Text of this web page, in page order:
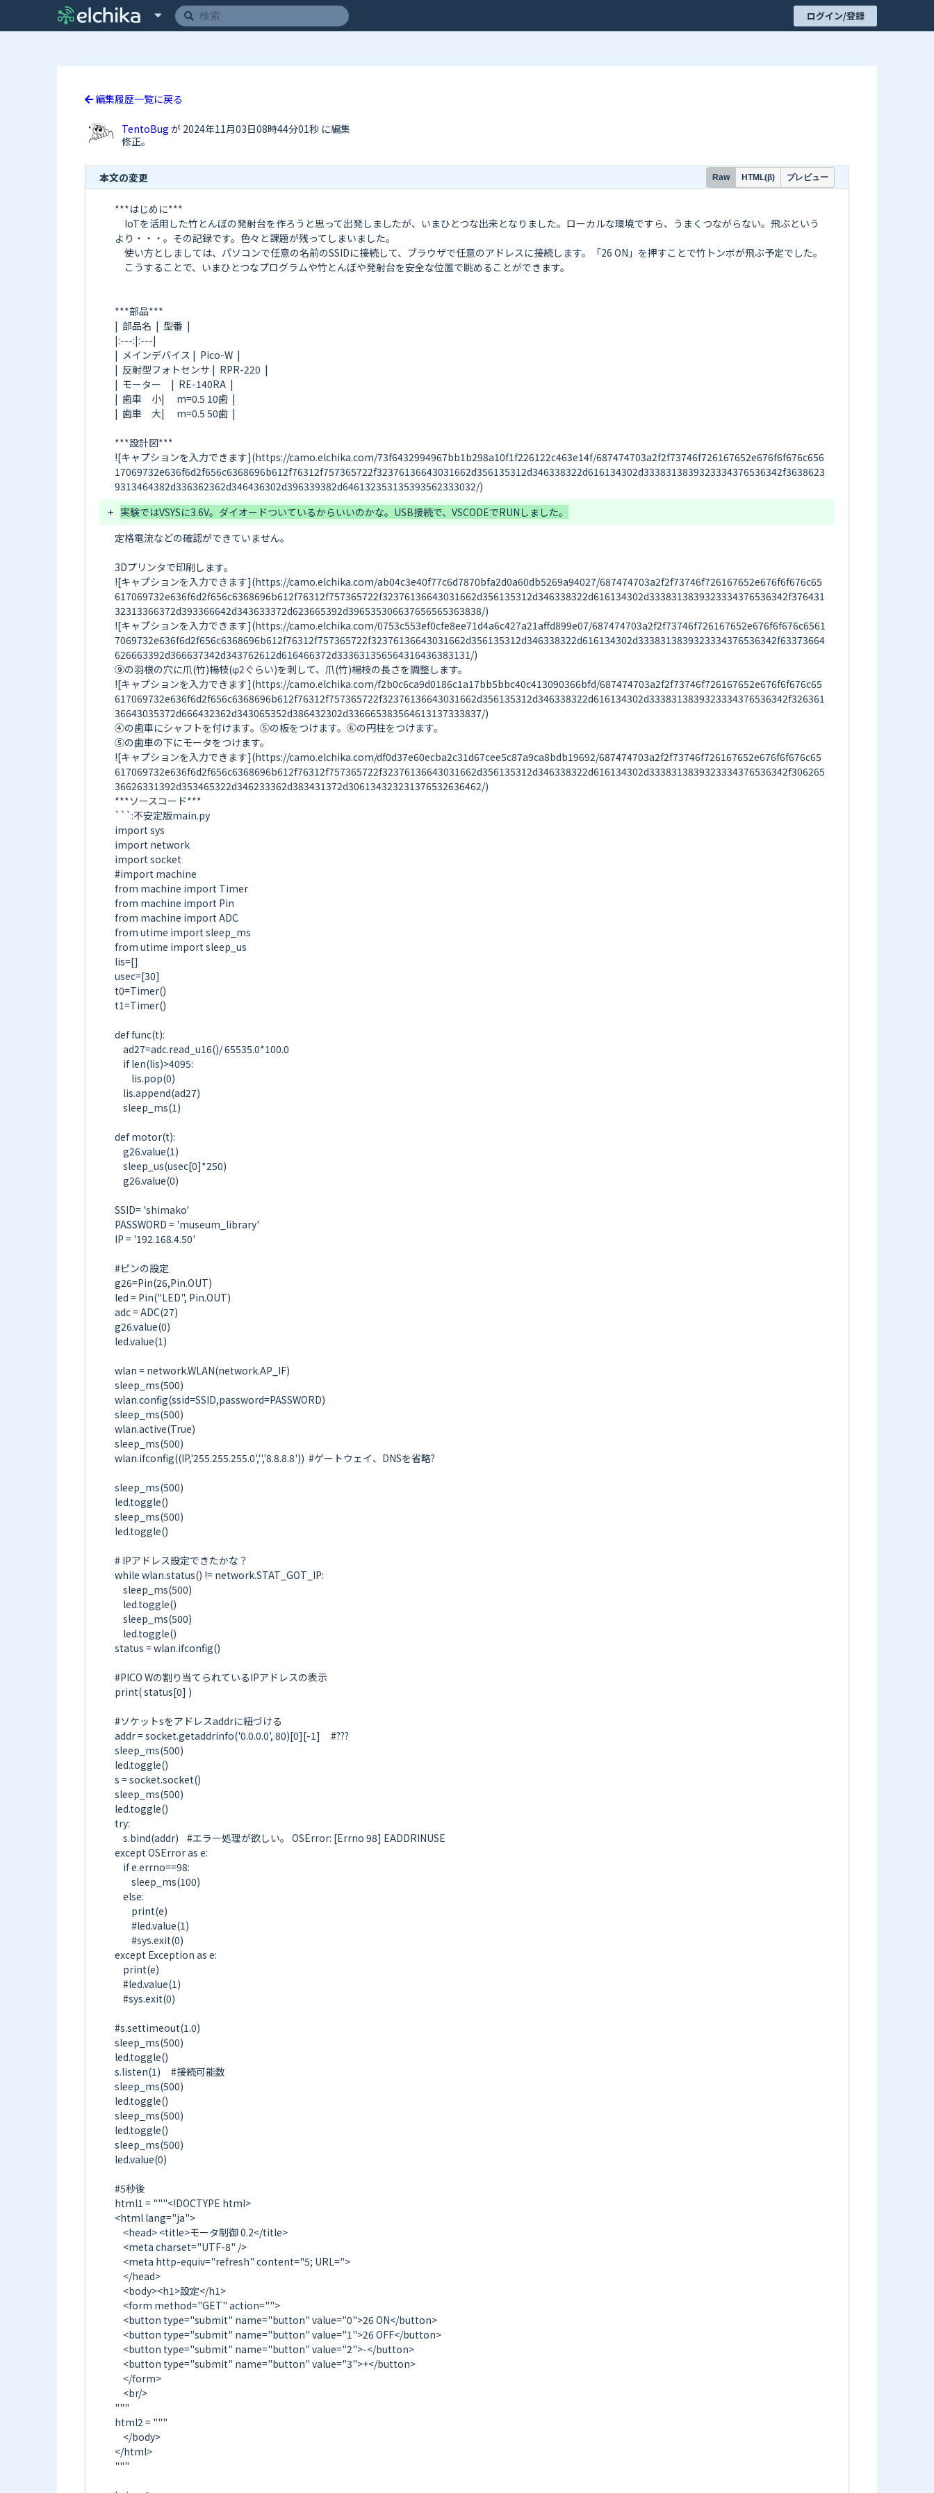
ログイン/登録
編集履歴一覧に戻る
TentoBug が 2024年11月03日08時44分01秒 に編集
修正。
本文の変更 Raw HTML(β) プレビュー
***はじめに***
IoTを活用した竹とんぼの発射台を作ろうと思って出発しましたが、いまひとつな出来となりました。ローカルな環境ですら、うまくつながらない。飛ぶという
より・・・。その記録です。色々と課題が残ってしまいました。
使い方としましては、パソコンで任意の名前のSSIDに接続して、ブラウザで任意のアドレスに接続します。「26 ON」を押すことで竹トンボが飛ぶ予定でした。
こうすることで、いまひとつなプログラムや竹とんぼや発射台を安全な位置で眺めることができます。
***部品***
|  部品名  |  型番  |
|:---:|:---|
|  メインデバイス |  Pico-W  |
|  反射型フォトセンサ |  RPR-220  |
|  モーター　|  RE-140RA  |
|  歯車　小| 　m=0.5 10歯  |
|  歯車　大| 　m=0.5 50歯  |
***設計図***
![キャプションを入力できます](https://camo.elchika.com/73f6432994967bb1b298a10f1f226122c463e14f/687474703a2f2f73746f726167652e676f6f676c656
17069732e636f6d2f656c6368696b612f76312f757365722f32376136643031662d356135312d346338322d616134302d3338313839323334376536342f3638623
+
定格電流などの確認ができていません。
3Dプリンタで印刷します。
![キャプションを入力できます](https://camo.elchika.com/ab04c3e40f77c6d7870bfa2d0a60db5269a94027/687474703a2f2f73746f726167652e676f6f676c65
617069732e636f6d2f656c6368696b612f76312f757365722f32376136643031662d356135312d346338322d616134302d3338313839323334376536342f376431
32313366372d393366642d343633372d623665392d396535306637656565363838/)
![キャプションを入力できます](https://camo.elchika.com/0753c553ef0cfe8ee71d4a6c427a21affd899e07/687474703a2f2f73746f726167652e676f6f676c6561
7069732e636f6d2f656c6368696b612f76312f757365722f32376136643031662d356135312d346338322d616134302d3338313839323334376536342f63373664
626663392d366637342d343762612d616466372d333631356564316436383131/)
⑨の羽根の穴に爪(竹)楊枝(φ2ぐらい)を刺して、爪(竹)楊枝の長さを調整します。
![キャプションを入力できます](https://camo.elchika.com/f2b0c6ca9d0186c1a17bb5bbc40c413090366bfd/687474703a2f2f73746f726167652e676f6f676c65
617069732e636f6d2f656c6368696b612f76312f757365722f32376136643031662d356135312d346338322d616134302d3338313839323334376536342f326361
36643035372d666432362d343065352d386432302d336665383564613137333837/)
④の歯車にシャフトを付けます。⑤の板をつけます。⑥の円柱をつけます。
⑤の歯車の下にモータをつけます。
![キャプションを入力できます](https://camo.elchika.com/df0d37e60ecba2c31d67cee5c87a9ca8bdb19692/687474703a2f2f73746f726167652e676f6f676c65
617069732e636f6d2f656c6368696b612f76312f757365722f32376136643031662d356135312d346338322d616134302d3338313839323334376536342f306265
36626331392d353465322d346233362d383431372d306134323231376532636462/)
***ソースコード***
```:不安定版main.py
import sys
import network
import socket
#import machine
from machine import Timer
from machine import Pin
from machine import ADC
from utime import sleep_ms
from utime import sleep_us
lis=[]
usec=[30]
t0=Timer()
t1=Timer()
def func(t):
def motor(t):
SSID= 'shimako'
PASSWORD = 'museum_library'
IP = '192.168.4.50'
#ピンの設定
g26=Pin(26,Pin.OUT)
led = Pin("LED", Pin.OUT)
adc = ADC(27)
g26.value(0)
led.value(1)
wlan = network.WLAN(network.AP_IF)
sleep_ms(500)
wlan.config(ssid=SSID,password=PASSWORD)
sleep_ms(500)
wlan.active(True)
sleep_ms(500)
wlan.ifconfig((IP,'255.255.255.0','','8.8.8.8'))  #ゲートウェイ、DNSを省略?
sleep_ms(500)
led.toggle()
sleep_ms(500)
led.toggle()
# IPアドレス設定できたかな？
while wlan.status() != network.STAT_GOT_IP:
status = wlan.ifconfig()
#PICO Wの割り当てられているIPアドレスの表示
print( status[0] )
#ソケットsをアドレスaddrに紐づける
addr = socket.getaddrinfo('0.0.0.0', 80)[0][-1]     #???
sleep_ms(500)
led.toggle()
s = socket.socket()
sleep_ms(500)
led.toggle()
try:
except OSError as e:
except Exception as e:
#s.settimeout(1.0)
sleep_ms(500)
led.toggle()
s.listen(1)     #接続可能数
sleep_ms(500)
led.toggle()
sleep_ms(500)
led.toggle()
sleep_ms(500)
led.value(0)
#5秒後
html1 = """<!DOCTYPE html>
<html lang="ja">
"""
html2 = """
</html>
"""